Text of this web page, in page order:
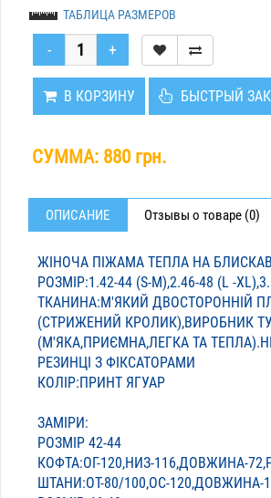
ТАБЛИЦА РАЗМЕРОВ
В КОРЗИНУ БЫСТРЫЙ
СУММА: 880 грн.
ОПИСАНИЕ Отзывы о товаре (0)
ЖІНОЧА ПІЖАМА ТЕПЛА НА
РОЗМІР:1.42-44 (S-M),2.46-48 (L -
ТКАНИНА:М'ЯКИЙ ДВОСТОРОННІЙ
(СТРИЖЕНИЙ КРОЛИК),ВИРОБНИК
(М'ЯКА,ПРИЄМНА,ЛЕГКА ТА
РЕЗИНЦІ З ФІКСАТОРАМИ
КОЛІР:ПРИНТ ЯГУАР
ЗАМІРИ:
РОЗМІР 42-44
КОФТА:ОГ-120,НИЗ-116,ДОВЖИНА-
ШТАНИ:ОТ-80/100,ОС-120,ДОВЖИНА-